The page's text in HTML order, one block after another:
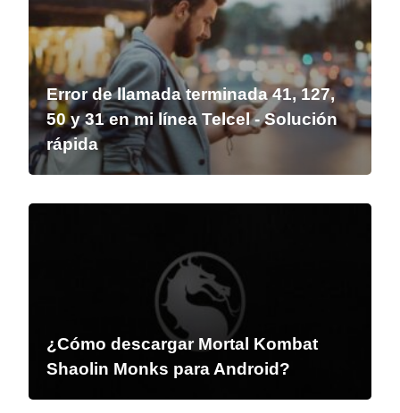
Error de llamada terminada 41, 127,
50 y 31 en mi línea Telcel - Solución
rápida
¿Cómo descargar Mortal Kombat
Shaolin Monks para Android?